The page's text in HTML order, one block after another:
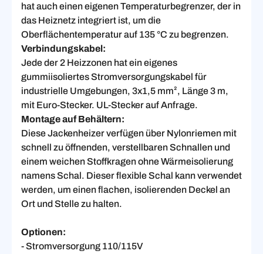
hat auch einen eigenen Temperaturbegrenzer, der in
das Heiznetz integriert ist, um die
Oberflächentemperatur auf 135 °C zu begrenzen.
Verbindungskabel:
Jede der 2 Heizzonen hat ein eigenes
gummiisoliertes Stromversorgungskabel für
industrielle Umgebungen, 3x1,5 mm², Länge 3 m,
mit Euro-Stecker. UL-Stecker auf Anfrage.
Montage auf Behältern:
Diese Jackenheizer verfügen über Nylonriemen mit
schnell zu öffnenden, verstellbaren Schnallen und
einem weichen Stoffkragen ohne Wärmeisolierung
namens Schal. Dieser flexible Schal kann verwendet
werden, um einen flachen, isolierenden Deckel an
Ort und Stelle zu halten.
Optionen:
- Stromversorgung 110/115V